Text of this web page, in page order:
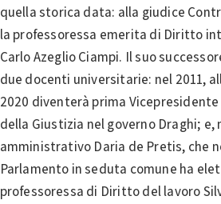
quella storica data: alla giudice
la professoressa emerita di Diritto
Carlo Azeglio Ciampi. Il suo
due docenti universitarie: nel 2011,
2020 diventerà prima
della Giustizia nel governo Draghi;
amministrativo Daria de Pretis, che
Parlamento in seduta comune ha
professoressa di Diritto del lavoro